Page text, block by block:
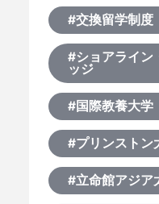
#交換留学制度
#ショアライン
ッジ
#国際教養大学
#プリンストン
#立命館アジア